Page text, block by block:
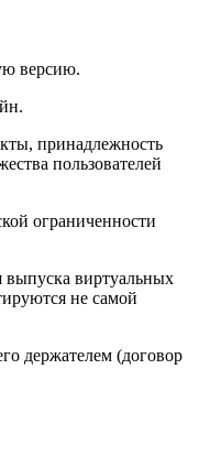
версию.
принадлежность
пользователей
ограниченности
выпуска виртуальных
не самой
держателем (договор